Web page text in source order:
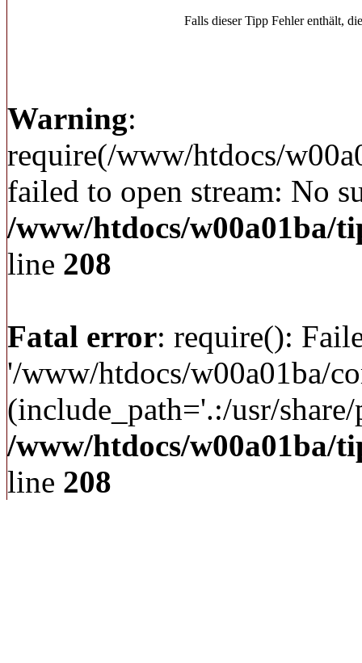
Falls dieser Tipp Fehler enthält,
Warning:
require(/www/htdocs/
failed to open stream: No
/www/htdocs/w00a01ba/
line 208
Fatal error: require():
'/www/htdocs/w00a01ba/
(include_path='.:/usr/
/www/htdocs/w00a01ba/
line 208